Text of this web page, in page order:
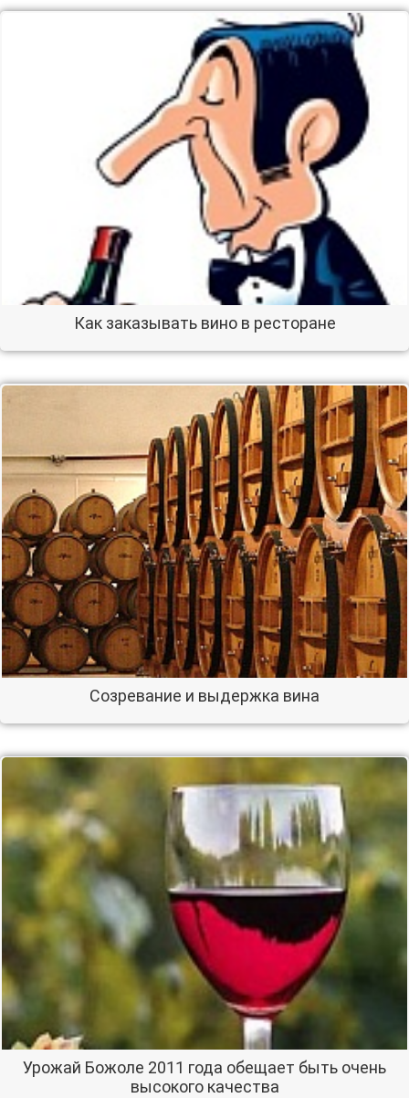
Как заказывать вино в ресторане
Созревание и выдержка вина
Урожай Божоле 2011 года обещает быть очень
высокого качества